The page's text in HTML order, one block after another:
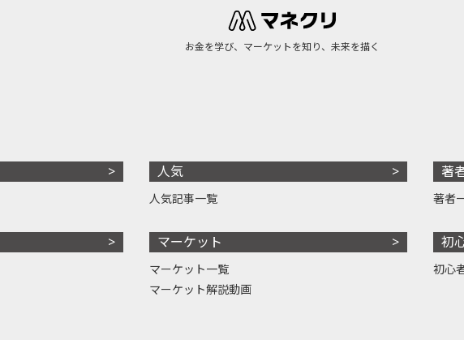
お金を学び、マーケットを知り、未来を描く
人気
人気記事一覧
マーケット
マーケット一覧
マーケット解説動画
著
著者
初
初心